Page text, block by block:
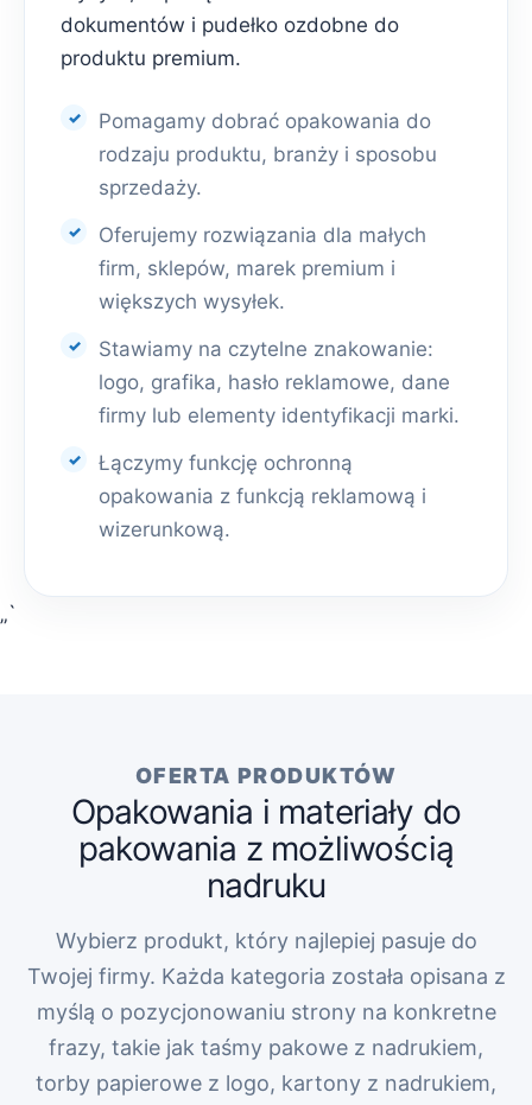
dokumentów i pudełko ozdobne do
produktu premium.
Pomagamy dobrać opakowania do
rodzaju produktu, branży i sposobu
sprzedaży.
Oferujemy rozwiązania dla małych
firm, sklepów, marek premium i
większych wysyłek.
Stawiamy na czytelne znakowanie:
logo, grafika, hasło reklamowe, dane
firmy lub elementy identyfikacji marki.
Łączymy funkcję ochronną
opakowania z funkcją reklamową i
wizerunkową.
„`
OFERTA PRODUKTÓW
Opakowania i materiały do
pakowania z możliwością
nadruku
Wybierz produkt, który najlepiej pasuje do
Twojej firmy. Każda kategoria została opisana z
myślą o pozycjonowaniu strony na konkretne
frazy, takie jak taśmy pakowe z nadrukiem,
torby papierowe z logo, kartony z nadrukiem,